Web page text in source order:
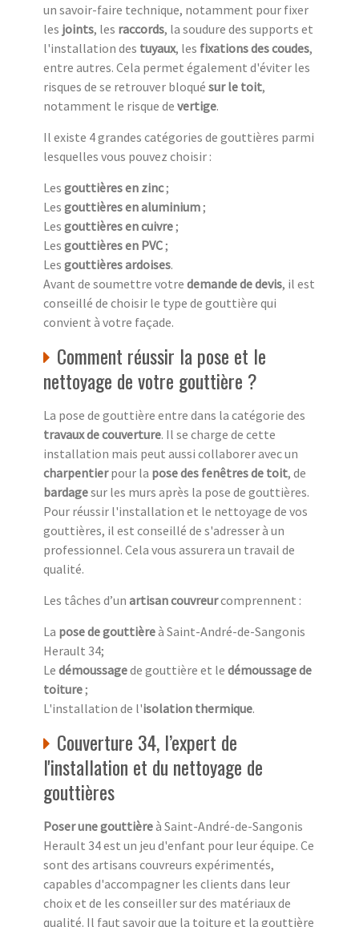
un savoir-faire technique, notamment pour fixer
les joints, les raccords, la soudure des supports et
l'installation des tuyaux, les fixations des coudes,
entre autres. Cela permet également d'éviter les
risques de se retrouver bloqué sur le toit,
notamment le risque de vertige.
Il existe 4 grandes catégories de gouttières parmi
lesquelles vous pouvez choisir :
Les gouttières en zinc;
Les gouttières en aluminium ;
Les gouttières en cuivre ;
Les gouttières en PVC ;
Les gouttières ardoises.
Avant de soumettre votre demande de devis, il est
conseillé de choisir le type de gouttière qui
convient à votre façade.
Comment réussir la pose et le
nettoyage de votre gouttière ?
La pose de gouttière entre dans la catégorie des
travaux de couverture. Il se charge de cette
installation mais peut aussi collaborer avec un
charpentierpour la pose des fenêtres de toit, de
bardagesur les murs après la pose de gouttières.
Pour réussir l'installation et le nettoyage de vos
gouttières, il est conseillé de s'adresser à un
professionnel. Cela vous assurera un travail de
qualité.
Les tâches d’un artisan couvreurcomprennent :
La pose de gouttièreà Saint-André-de-Sangonis
Herault 34;
Le démoussagede gouttière et le démoussage de
toiture ;
L'installation de l'isolation thermique.
Couverture 34, l’expert de
l'installation et du nettoyage de
gouttières
Poser une gouttièreà Saint-André-de-Sangonis
Herault 34 est un jeu d'enfant pour leur équipe. Ce
sont des artisans couvreurs expérimentés,
capables d'accompagner les clients dans leur
choix et de les conseiller sur des matériaux de
qualité. Il faut savoir que la toiture et la gouttière